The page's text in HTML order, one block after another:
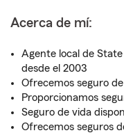
Acerca de mí:
Agente local de
desde el 2003
Ofrecemos seguro
Proporcionamos
Seguro de vida
Ofrecemos seguros